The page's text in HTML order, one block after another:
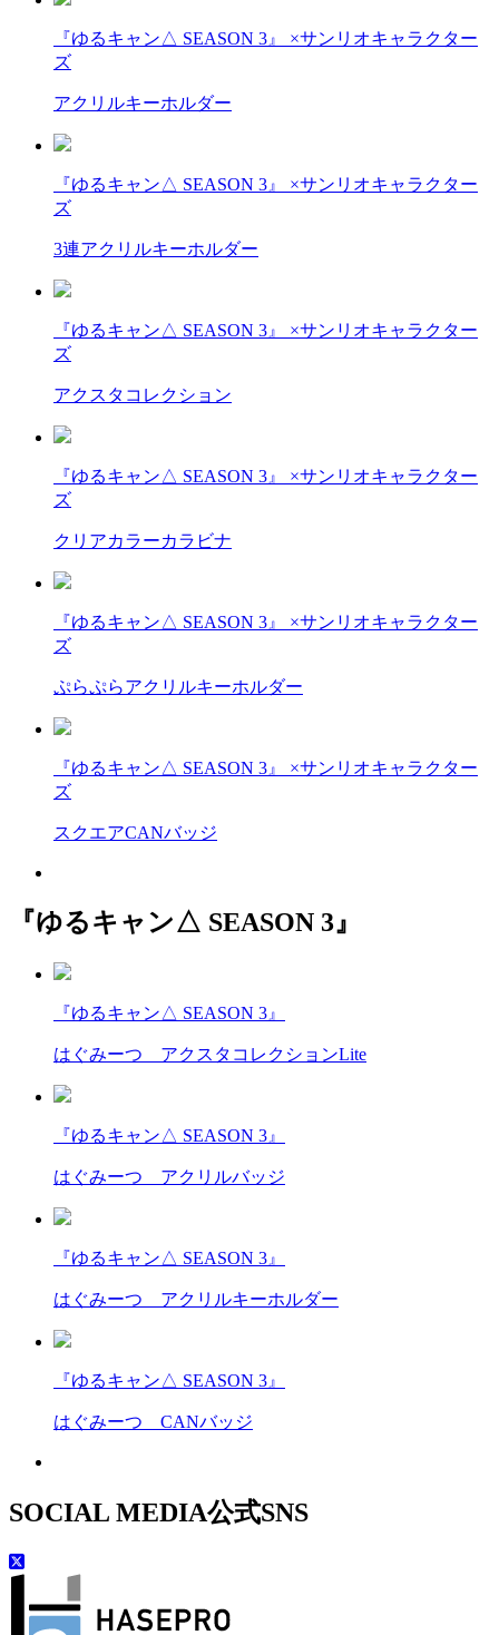
『ゆるキャン△ SEASON 3』 ×サンリオキャラクター
ズ
アクリルキーホルダー
『ゆるキャン△ SEASON 3』 ×サンリオキャラクター
ズ
3連アクリルキーホルダー
『ゆるキャン△ SEASON 3』 ×サンリオキャラクター
ズ
アクスタコレクション
『ゆるキャン△ SEASON 3』 ×サンリオキャラクター
ズ
クリアカラーカラビナ
『ゆるキャン△ SEASON 3』 ×サンリオキャラクター
ズ
ぷらぷらアクリルキーホルダー
『ゆるキャン△ SEASON 3』 ×サンリオキャラクター
ズ
スクエアCANバッジ
『ゆるキャン△ SEASON 3』
『ゆるキャン△ SEASON 3』
はぐみーつ アクスタコレクションLite
『ゆるキャン△ SEASON 3』
はぐみーつ アクリルバッジ
『ゆるキャン△ SEASON 3』
はぐみーつ アクリルキーホルダー
『ゆるキャン△ SEASON 3』
はぐみーつ CANバッジ
SOCIAL MEDIA公式SNS